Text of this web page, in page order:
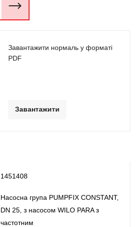
Завантажити нормаль у форматі
PDF
Завантажити
1451408
Насосна група PUMPFIX CONSTANT,
DN 25, з насосом WILO PARA з
частотним